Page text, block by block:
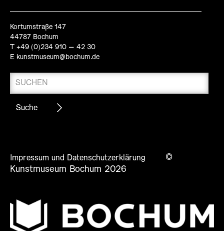
Kortumstraße 147
44787 Bochum
T +49 (0)234 910 – 42 30
E kunstmuseum@bochum.de
Impressum und Datenschutzerklärung
©
Kunstmuseum Bochum 2026